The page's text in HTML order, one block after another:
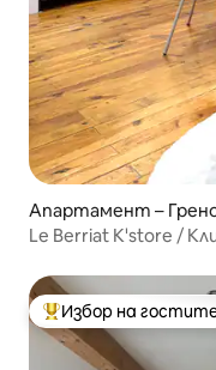
Апартамент –
Le Berriat K'store /
Най-популярен
Избор на